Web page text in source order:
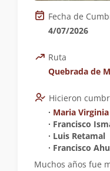
Fecha de
4/07/2026
Ruta
Quebrada de
Hicieron
∙ Maria
∙ Francisco
∙ Luis Retamal
∙ Francisco
Muchos años fue